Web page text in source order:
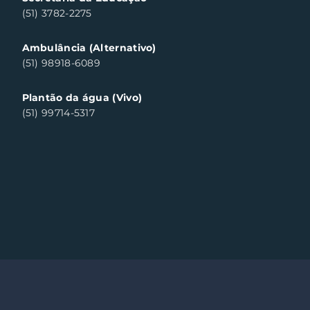
(51) 3782-2275
Ambulância (Alternativo)
(51) 98918-6089
Plantão da água (Vivo)
(51) 99714-5317